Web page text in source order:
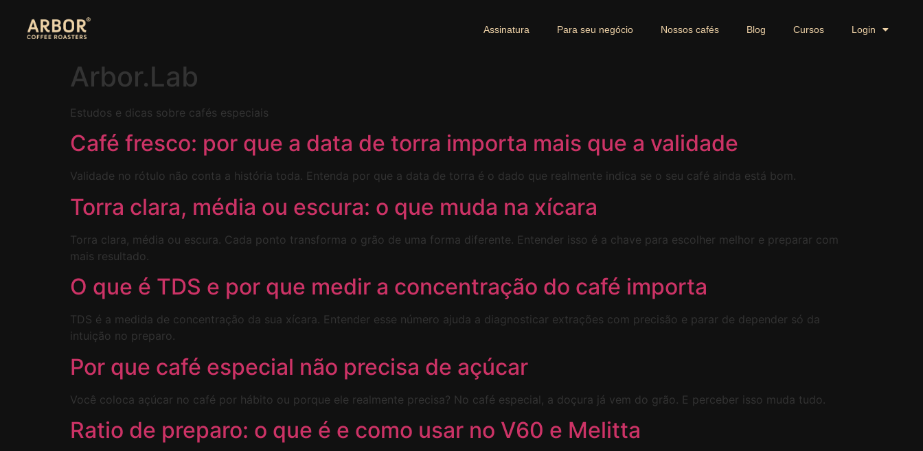
Assinatura Para seu negócio Nossos cafés Blog Cursos Login
Arbor.Lab
Estudos e dicas sobre cafés especiais
Café fresco: por que a data de torra importa mais que a validade
Validade no rótulo não conta a história toda. Entenda por que a data de torra é o dado que realmente indica se o seu café ainda está bom.
Torra clara, média ou escura: o que muda na xícara
Torra clara, média ou escura. Cada ponto transforma o grão de uma forma diferente. Entender isso é a chave para escolher melhor e preparar com
mais resultado.
O que é TDS e por que medir a concentração do café importa
TDS é a medida de concentração da sua xícara. Entender esse número ajuda a diagnosticar extrações com precisão e parar de depender só da
intuição no preparo.
Por que café especial não precisa de açúcar
Você coloca açúcar no café por hábito ou porque ele realmente precisa? No café especial, a doçura já vem do grão. E perceber isso muda tudo.
Ratio de preparo: o que é e como usar no V60 e Melitta